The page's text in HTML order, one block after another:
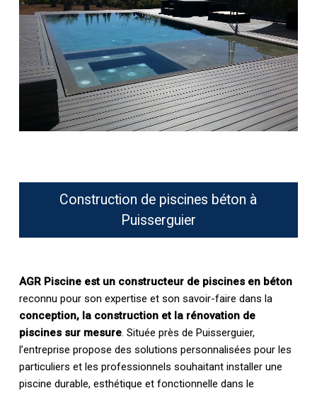
Construction de piscines béton à
Puisserguier
AGR Piscine est un constructeur de piscines en béton
reconnu pour son expertise et son savoir-faire dans la
conception, la construction et la rénovation de
piscines sur mesure. Située près de Puisserguier,
l’entreprise propose des solutions personnalisées pour les
particuliers et les professionnels souhaitant installer une
piscine durable, esthétique et fonctionnelle dans le